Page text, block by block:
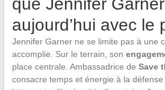
que Jennifer
aujourd’hui avec le
Jennifer Garner ne se limite pas à une
accomplie. Sur le terrain, son
place centrale. Ambassadrice de Save
consacre temps et énergie à la défense